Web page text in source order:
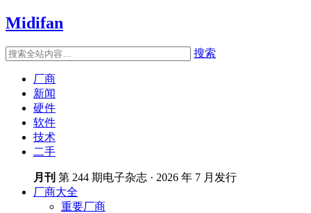
Midifan
搜索
厂商
新闻
硬件
软件
技术
二手
月刊 第 244 期电子杂志 · 2026 年 7 月发行
厂商大全
重要厂商